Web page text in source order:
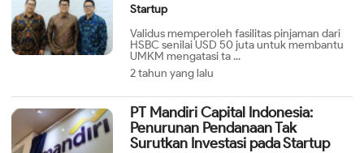
Startup
Validus memperoleh fasilitas pinjaman dari
HSBC senilai USD 50 juta untuk membantu
UMKM mengatasi ta ...
2 tahun yang lalu
PT Mandiri Capital Indonesia:
Penurunan Pendanaan Tak
Surutkan Investasi pada Startup